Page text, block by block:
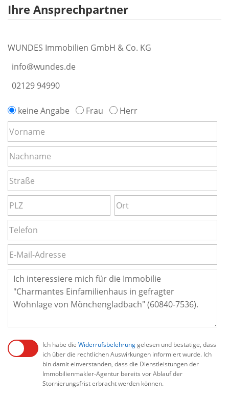
Ihre Ansprechpartner
WUNDES Immobilien GmbH & Co. KG
info@wundes.de
02129 94990
keine Angabe Frau Herr
Ich habe die Widerrufsbelehrunggelesen und bestätige, dass
ich über die rechtlichen Auswirkungen informiert wurde. Ich
bin damit einverstanden, dass die Dienstleistungen der
Immobilienmakler-Agentur bereits vor Ablauf der
Stornierungsfrist erbracht werden können.